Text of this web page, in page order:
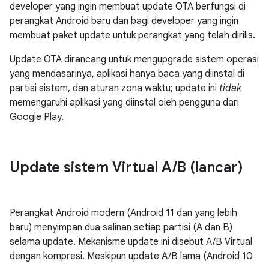
developer yang ingin membuat update OTA berfungsi di
perangkat Android baru dan bagi developer yang ingin
membuat paket update untuk perangkat yang telah dirilis.
Update OTA dirancang untuk mengupgrade sistem operasi
yang mendasarinya, aplikasi hanya baca yang diinstal di
partisi sistem, dan aturan zona waktu; update ini tidak
memengaruhi aplikasi yang diinstal oleh pengguna dari
Google Play.
Update sistem Virtual A/B (lancar)
Perangkat Android modern (Android 11 dan yang lebih
baru) menyimpan dua salinan setiap partisi (A dan B)
selama update. Mekanisme update ini disebut A/B Virtual
dengan kompresi. Meskipun update A/B lama (Android 10